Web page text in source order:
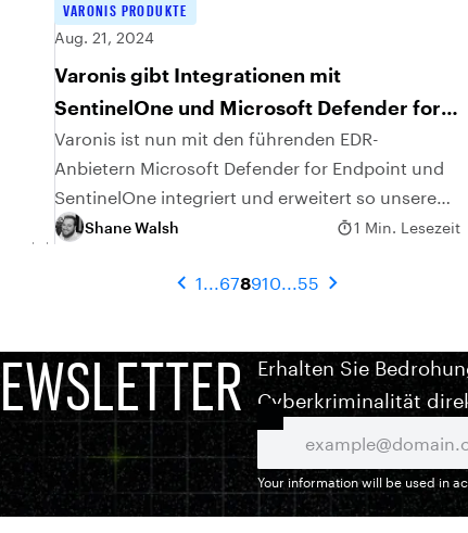
VARONIS PRODUKTE
Aug. 21, 2024
Varonis gibt Integrationen mit
SentinelOne und Microsoft Defender for
Endpoint an
Varonis ist nun mit den führenden EDR-
Anbietern Microsoft Defender for Endpoint und
SentinelOne integriert und erweitert so unsere
MDDR-Sichtbarkeit auf die Endpoints der
Shane Walsh 1 Min. Lesezeit
1...678910...55
Erhalten Sie
Cyberkriminalität
Your information will be used in